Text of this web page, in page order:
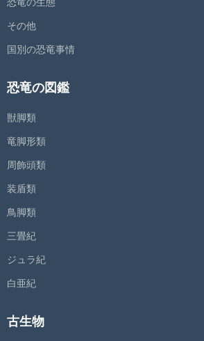
その他
国別の恐竜事情
恐竜の図鑑
獣脚類
竜脚形類
周飾頭類
装盾類
鳥脚類
三畳紀
ジュラ紀
白亜紀
古生物